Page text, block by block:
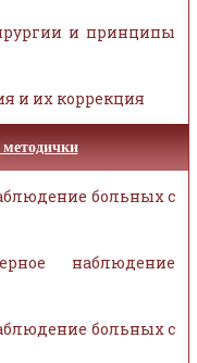
и принципы
и их коррекция
больных с
наблюдение
больных с